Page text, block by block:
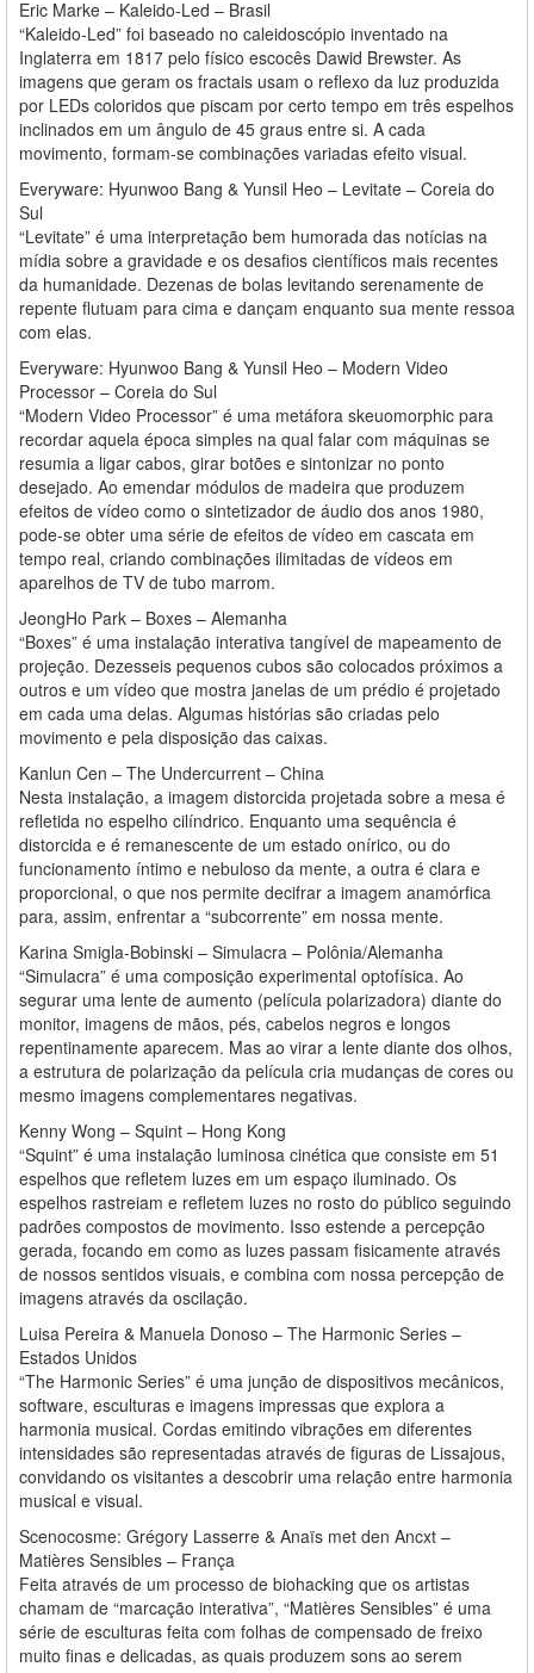
Eric Marke – Kaleido-Led – Brasil
“Kaleido-Led” foi baseado no caleidoscópio inventado na
Inglaterra em 1817 pelo físico escocês Dawid Brewster. As
imagens que geram os fractais usam o reflexo da luz produzida
por LEDs coloridos que piscam por certo tempo em três espelhos
inclinados em um ângulo de 45 graus entre si. A cada
movimento, formam-se combinações variadas efeito visual.
Everyware: Hyunwoo Bang & Yunsil Heo – Levitate – Coreia do
Sul
“Levitate” é uma interpretação bem humorada das notícias na
mídia sobre a gravidade e os desafios científicos mais recentes
da humanidade. Dezenas de bolas levitando serenamente de
repente flutuam para cima e dançam enquanto sua mente ressoa
com elas.
Everyware: Hyunwoo Bang & Yunsil Heo – Modern Video
Processor – Coreia do Sul
“Modern Video Processor” é uma metáfora skeuomorphic para
recordar aquela época simples na qual falar com máquinas se
resumia a ligar cabos, girar botões e sintonizar no ponto
desejado. Ao emendar módulos de madeira que produzem
efeitos de vídeo como o sintetizador de áudio dos anos 1980,
pode-se obter uma série de efeitos de vídeo em cascata em
tempo real, criando combinações ilimitadas de vídeos em
aparelhos de TV de tubo marrom.
JeongHo Park – Boxes – Alemanha
“Boxes” é uma instalação interativa tangível de mapeamento de
projeção. Dezesseis pequenos cubos são colocados próximos a
outros e um vídeo que mostra janelas de um prédio é projetado
em cada uma delas. Algumas histórias são criadas pelo
movimento e pela disposição das caixas.
Kanlun Cen – The Undercurrent – China
Nesta instalação, a imagem distorcida projetada sobre a mesa é
refletida no espelho cilíndrico. Enquanto uma sequência é
distorcida e é remanescente de um estado onírico, ou do
funcionamento íntimo e nebuloso da mente, a outra é clara e
proporcional, o que nos permite decifrar a imagem anamórfica
para, assim, enfrentar a “subcorrente” em nossa mente.
Karina Smigla-Bobinski – Simulacra – Polônia/Alemanha
“Simulacra” é uma composição experimental optofísica. Ao
segurar uma lente de aumento (película polarizadora) diante do
monitor, imagens de mãos, pés, cabelos negros e longos
repentinamente aparecem. Mas ao virar a lente diante dos olhos,
a estrutura de polarização da película cria mudanças de cores ou
mesmo imagens complementares negativas.
Kenny Wong – Squint – Hong Kong
“Squint” é uma instalação luminosa cinética que consiste em 51
espelhos que refletem luzes em um espaço iluminado. Os
espelhos rastreiam e refletem luzes no rosto do público seguindo
padrões compostos de movimento. Isso estende a percepção
gerada, focando em como as luzes passam fisicamente através
de nossos sentidos visuais, e combina com nossa percepção de
imagens através da oscilação.
Luisa Pereira & Manuela Donoso – The Harmonic Series –
Estados Unidos
“The Harmonic Series” é uma junção de dispositivos mecânicos,
software, esculturas e imagens impressas que explora a
harmonia musical. Cordas emitindo vibrações em diferentes
intensidades são representadas através de figuras de Lissajous,
convidando os visitantes a descobrir uma relação entre harmonia
musical e visual.
Scenocosme: Grégory Lasserre & Anaïs met den Ancxt –
Matières Sensibles – França
Feita através de um processo de biohacking que os artistas
chamam de “marcação interativa”, “Matières Sensibles” é uma
série de esculturas feita com folhas de compensado de freixo
muito finas e delicadas, as quais produzem sons ao serem